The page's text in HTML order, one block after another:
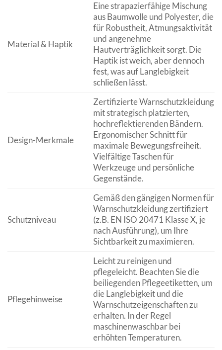
Material & Haptik
Eine strapazierfähige Mischung
aus Baumwolle und Polyester, die
für Robustheit, Atmungsaktivität
und angenehme
Hautverträglichkeit sorgt. Die
Haptik ist weich, aber dennoch
fest, was auf Langlebigkeit
schließen lässt.
Design-Merkmale
Zertifizierte Warnschutzkleidung
mit strategisch platzierten,
hochreflektierenden Bändern.
Ergonomischer Schnitt für
maximale Bewegungsfreiheit.
Vielfältige Taschen für
Werkzeuge und persönliche
Gegenstände.
Schutzniveau
Gemäß den gängigen Normen für
Warnschutzkleidung zertifiziert
(z.B. EN ISO 20471 Klasse X, je
nach Ausführung), um Ihre
Sichtbarkeit zu maximieren.
Pflegehinweise
Leicht zu reinigen und
pflegeleicht. Beachten Sie die
beiliegenden Pflegeetiketten, um
die Langlebigkeit und die
Warnschutzeigenschaften zu
erhalten. In der Regel
maschinenwaschbar bei
erhöhten Temperaturen.